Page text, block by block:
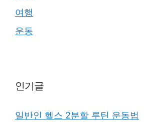
여행
운동
인기글
일반인 헬스 2분할 루틴 운동법